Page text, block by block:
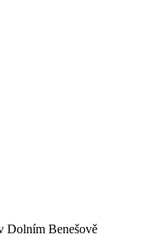
Dolním Benešově